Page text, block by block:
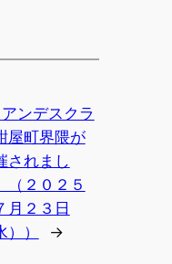
アンデスクラ
屋町界隈が
されまし
（２０２５
月２３日
））
→